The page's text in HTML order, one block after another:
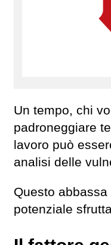
Un tempo, chi
padroneggiare
lavoro può
analisi delle
Questo
potenziale